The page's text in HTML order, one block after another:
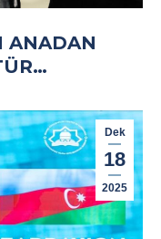
ANADAN
Dek
18
2025